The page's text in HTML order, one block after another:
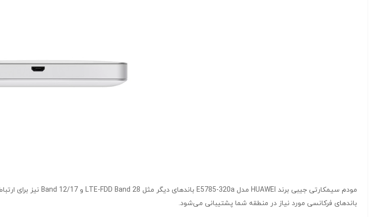
باندهای فرکانسی مورد نیاز در منطقه شما پشتیبانی می‌شود.